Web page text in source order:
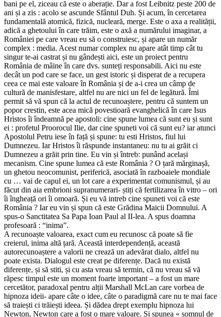
bani pe el, ziceau că este o aberație. Dar a fost Leibnitz peste 200 de
ani și a zis : acolo se ascunde Sfântul Duh. Și acum, în cercetarea
fundamentală atomică, fizică, nucleară, merge. Este o axa a realității,
adică a ghetoului în care trăim, este o axă a numărului imaginar, a
României pe care vreau eu să o construiesc, și apare un număr
complex : media. Acest numar complex nu apare atât timp cât tu
singur te-ai castrat și nu gândești aici, este un proiect pentru
România de mâine în care dvs. sunteți responsabili. Aici nu este
decât un pod care se face, un gest istoric și disperat de a recupera
ceea ce mai este valoare în România și de a-i crea un câmp de
cultură de manisfestare, altfel nu are nici un fel de legătură. Îmi
permit să vă spun că la actul de recunoaștere, pentru că suntem un
popor crestin, este acea mică povestioară evanghelică în care Isus
Hristos îi îndeamnă pe apostoli: cine spune lumea că sunt eu și sunt
ei : profetul Proorocul Ilie, dar cine spuneti voi că sunt eu? iar atunci
Apostolul Petru iese în față și spune: tu esti Hristos, fiul lui
Dumnezeu. Iar Hristos îi răspunde instantaneu: nu tu ai grăit ci
Dumnezeu a grăit prin tine. Eu vin și întreb: punând același
mecanism. Cine spune lumea că este România ? O țară mărginașă,
un ghetou neocomunist, periferică, asociată în razboaiele mondiale
cu … vai de capul ei, un lot care a experimentat comunismul, și au
făcut din aia embrioni supranumerari- știți că fertilizarea în vitro – ori
îi îngheață ori îi omoară. Și eu vă intreb cine spuneti voi că este
România ? Iar eu vin și spun că este Grădina Maicii Domnului. A
spus-o Sanctitatea Sa Papa Ioan Paul al II-lea. A spus doamna
profesoară : “inima”.
A recunoaște valoarea, exact cum eu recunosc că poate să fie
creierul, inima altă țară. Această interdependență, această
autorecunoaștere a valorii ne crează un adevărat dialo, altfel nu
poate exista. Dialogul este creat pe diferențe. Dacă nu există
diferențe, și să stiti, și cu asta vreau să termin, că nu vreau să vă
răpesc timpul este un moment foarte important – a fost un mare
cercetător, paradoxal pentru alții Marshall McLan care vorbea de
hipnoza ideii- apare câte o idee, câte o paradigmă care nu te mai face
să traiești ci trăiești ideea. Și dădea drept exemplu hipnoza lui
Newton, Newton care a fost o mare valoare. Și spunea « somnul de